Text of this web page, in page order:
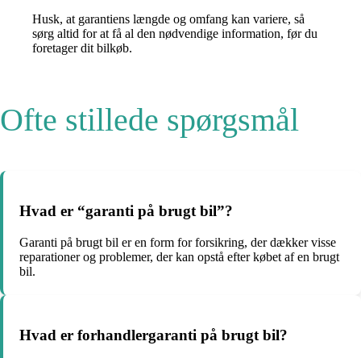
Husk, at garantiens længde og omfang kan variere, så
sørg altid for at få al den nødvendige information, før du
foretager dit bilkøb.
Ofte stillede spørgsmål
Hvad er “garanti på brugt bil”?
Garanti på brugt bil er en form for forsikring, der dækker visse
reparationer og problemer, der kan opstå efter købet af en brugt
bil.
Hvad er forhandlergaranti på brugt bil?